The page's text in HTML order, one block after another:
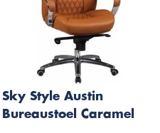
Sky Style Austin
Bureaustoel Caramel